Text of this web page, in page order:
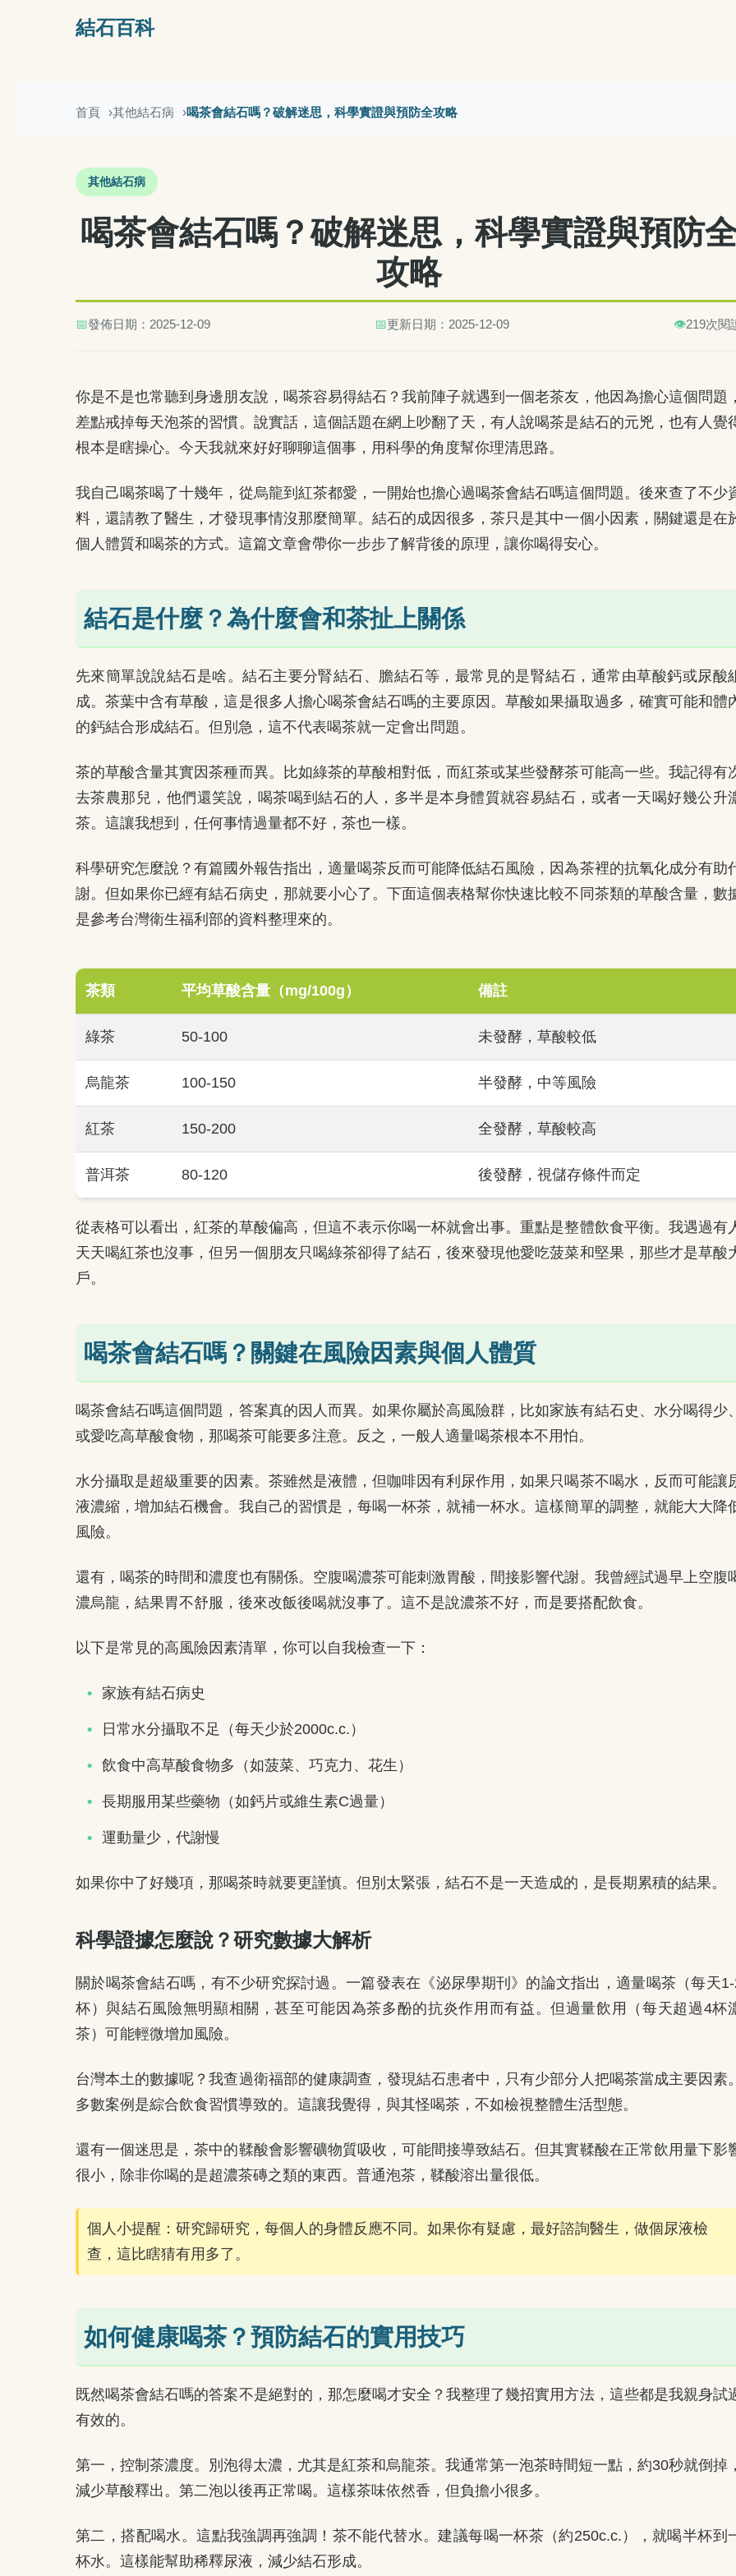
結石百科
首頁 其他結石病 喝茶會結石嗎？破解迷思，科學實證與預防全攻略
其他結石病
喝茶會結石嗎？破解迷思，科學實證與預防
攻略
📅發佈日期：2025-12-09 📅更新日期：2025-12-09 👁️219次閱
你是不是也常聽到身邊朋友說，喝茶容易得結石？我前陣子就遇到一個老茶友，他因為擔心這個問題，
差點戒掉每天泡茶的習慣。說實話，這個話題在網上吵翻了天，有人說喝茶是結石的元兇，也有人覺
根本是瞎操心。今天我就來好好聊聊這個事，用科學的角度幫你理清思路。
我自己喝茶喝了十幾年，從烏龍到紅茶都愛，一開始也擔心過喝茶會結石嗎這個問題。後來查了不少
料，還請教了醫生，才發現事情沒那麼簡單。結石的成因很多，茶只是其中一個小因素，關鍵還是在
個人體質和喝茶的方式。這篇文章會帶你一步步了解背後的原理，讓你喝得安心。
結石是什麼？為什麼會和茶扯上關係
先來簡單說說結石是啥。結石主要分腎結石、膽結石等，最常見的是腎結石，通常由草酸鈣或尿酸
成。茶葉中含有草酸，這是很多人擔心喝茶會結石嗎的主要原因。草酸如果攝取過多，確實可能和體
的鈣結合形成結石。但別急，這不代表喝茶就一定會出問題。
茶的草酸含量其實因茶種而異。比如綠茶的草酸相對低，而紅茶或某些發酵茶可能高一些。我記得有
去茶農那兒，他們還笑說，喝茶喝到結石的人，多半是本身體質就容易結石，或者一天喝好幾公升
茶。這讓我想到，任何事情過量都不好，茶也一樣。
科學研究怎麼說？有篇國外報告指出，適量喝茶反而可能降低結石風險，因為茶裡的抗氧化成分有助
謝。但如果你已經有結石病史，那就要小心了。下面這個表格幫你快速比較不同茶類的草酸含量，數
是參考台灣衛生福利部的資料整理來的。
茶類 平均草酸含量（mg/100g） 備註
綠茶 50-100 未發酵，草酸較低
烏龍茶 100-150 半發酵，中等風險
紅茶 150-200 全發酵，草酸較高
普洱茶 80-120 後發酵，視儲存條件而定
從表格可以看出，紅茶的草酸偏高，但這不表示你喝一杯就會出事。重點是整體飲食平衡。我遇過有
天天喝紅茶也沒事，但另一個朋友只喝綠茶卻得了結石，後來發現他愛吃菠菜和堅果，那些才是草酸
戶。
喝茶會結石嗎？關鍵在風險因素與個人體質
喝茶會結石嗎這個問題，答案真的因人而異。如果你屬於高風險群，比如家族有結石史、水分喝得少、
或愛吃高草酸食物，那喝茶可能要多注意。反之，一般人適量喝茶根本不用怕。
水分攝取是超級重要的因素。茶雖然是液體，但咖啡因有利尿作用，如果只喝茶不喝水，反而可能讓
液濃縮，增加結石機會。我自己的習慣是，每喝一杯茶，就補一杯水。這樣簡單的調整，就能大大降
風險。
還有，喝茶的時間和濃度也有關係。空腹喝濃茶可能刺激胃酸，間接影響代謝。我曾經試過早上空腹
濃烏龍，結果胃不舒服，後來改飯後喝就沒事了。這不是說濃茶不好，而是要搭配飲食。
以下是常見的高風險因素清單，你可以自我檢查一下：
家族有結石病史
日常水分攝取不足（每天少於2000c.c.）
飲食中高草酸食物多（如菠菜、巧克力、花生）
長期服用某些藥物（如鈣片或維生素C過量）
運動量少，代謝慢
如果你中了好幾項，那喝茶時就要更謹慎。但別太緊張，結石不是一天造成的，是長期累積的結果。
科學證據怎麼說？研究數據大解析
關於喝茶會結石嗎，有不少研究探討過。一篇發表在《泌尿學期刊》的論文指出，適量喝茶（每天
杯）與結石風險無明顯相關，甚至可能因為茶多酚的抗炎作用而有益。但過量飲用（每天超過4杯
茶）可能輕微增加風險。
台灣本土的數據呢？我查過衛福部的健康調查，發現結石患者中，只有少部分人把喝茶當成主要因素。
多數案例是綜合飲食習慣導致的。這讓我覺得，與其怪喝茶，不如檢視整體生活型態。
還有一個迷思是，茶中的鞣酸會影響礦物質吸收，可能間接導致結石。但其實鞣酸在正常飲用量下影
很小，除非你喝的是超濃茶磚之類的東西。普通泡茶，鞣酸溶出量很低。
個人小提醒：研究歸研究，每個人的身體反應不同。如果你有疑慮，最好諮詢醫生，做個尿液檢
查，這比瞎猜有用多了。
如何健康喝茶？預防結石的實用技巧
既然喝茶會結石嗎的答案不是絕對的，那怎麼喝才安全？我整理了幾招實用方法，這些都是我親身試
有效的。
第一，控制茶濃度。別泡得太濃，尤其是紅茶和烏龍茶。我通常第一泡茶時間短一點，約30秒就倒掉，
減少草酸釋出。第二泡以後再正常喝。這樣茶味依然香，但負擔小很多。
第二，搭配喝水。這點我強調再強調！茶不能代替水。建議每喝一杯茶（約250c.c.），就喝半杯到
杯水。這樣能幫助稀釋尿液，減少結石形成。